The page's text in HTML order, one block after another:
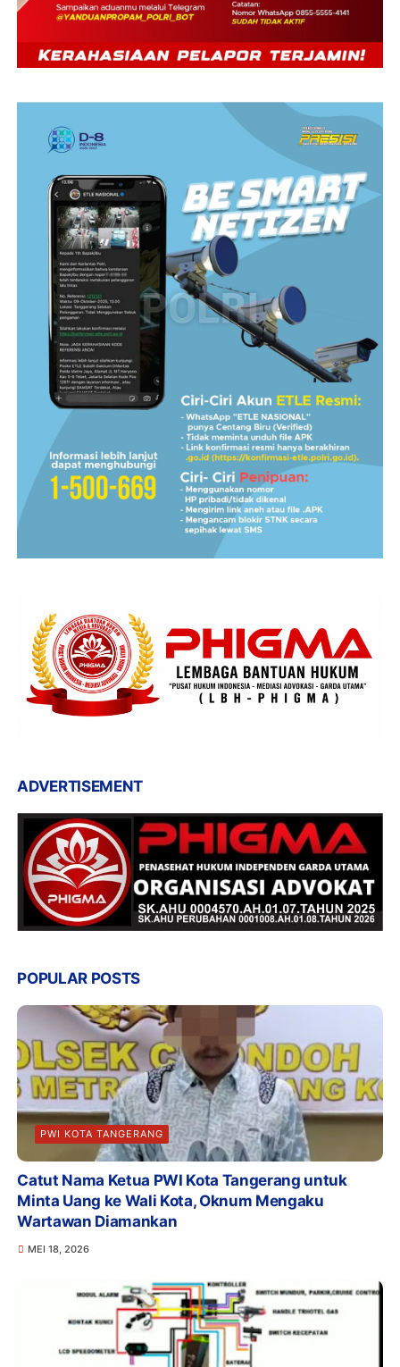
ADVERTISEMENT
POPULAR POSTS
PWI KOTA TANGERANG
Catut Nama Ketua PWI Kota Tangerang untuk
Minta Uang ke Wali Kota, Oknum Mengaku
Wartawan Diamankan
MEI 18, 2026